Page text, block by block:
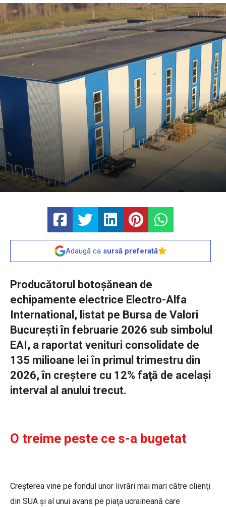
Adaugă ca sursă preferată
Producătorul botoșănean de
echipamente electrice Electro-Alfa
International, listat pe Bursa de Valori
Bucureşti în februarie 2026 sub simbolul
EAI, a raportat venituri consolidate de
135 milioane lei în primul trimestru din
2026, în creştere cu 12% faţă de acelaşi
interval al anului trecut.
O treime peste ce s-a bugetat
Creșterea vine pe fondul unor livrări mai mari către clienţi
din SUA şi al unui avans pe piaţa ucraineană care